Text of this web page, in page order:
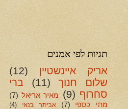
תגיות לפי אמנים
אריק איינשטיין
(12)
שלום חנוך
(11)
ברי
סחרוף (9) מאיר אריאל (7)
מתי כספי
(7) אביתר בנאי
(4)